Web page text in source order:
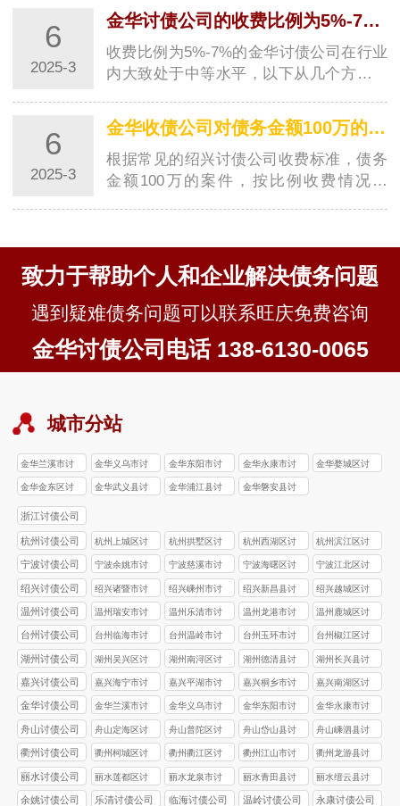
度- **债务关系清晰度**：如果债务关系明
确，有清晰的借条、合同等证据，收账难
度相…
6
2025-3
金华讨债公司的收费比例为5%-7%在行业内属于什么水平？
收费比例为5%-7%的金华讨债公司在行业
内大致处于中等水平，以下从几个方面来
对比- **与低收费比例金华讨债公司对比
**：一般来说，一些金华讨债公司收费比
例可能…
6
2025-3
金华收债公司对债务金额100万的案件按比例收费大概是多少？
根据常见的绍兴讨债公司收费标准，债务
金额100万的案件，按比例收费情况如
较高比例7%收费**：收费金额为\(100万
\times7…
致力于帮助个人和企业解决债务问题
遇到疑难债务问题可以联系旺庆免费咨询
金华讨债公司电话 138-6130-0065
城市分站
金华兰溪市讨
债公司
金华义乌市讨
债公司
金华东阳市讨
债公司
金华永康市讨
债公司
金华婺城区讨
金华金东区讨
债公司
金华武义县讨
金华浦江县讨
金华磐安县讨
浙江讨债公司
杭州讨债公司
杭州上城区讨
债公司
杭州拱墅区讨
债公司
杭州西湖区讨
债公司
杭州滨江区讨
债公司
宁波讨债公司
宁波余姚市讨
债公司
宁波慈溪市讨
债公司
宁波海曙区讨
债公司
宁波江北区讨
债公司
绍兴讨债公司
绍兴诸暨市讨
债公司
绍兴嵊州市讨
债公司
绍兴新昌县讨
债公司
绍兴越城区讨
债公司
温州讨债公司
温州瑞安市讨
债公司
温州乐清市讨
债公司
温州龙港市讨
债公司
温州鹿城区讨
债公司
台州讨债公司
台州‌临海市讨
债公司
台州‌温岭市讨
债公司
台州玉环市讨
债公司
台州椒江区讨
债公司
湖州讨债公司
湖州吴兴区讨
债公司
湖州南浔区讨
债公司
湖州德清县讨
债公司
湖州长兴县讨
债公司
嘉兴讨债公司
嘉兴海宁市讨
债公司
嘉兴平湖市讨
债公司
嘉兴桐乡市讨
债公司
嘉兴南湖区讨
债公司
金华讨债公司
金华兰溪市讨
债公司
金华义乌市讨
债公司
金华东阳市讨
债公司
金华永康市讨
债公司
舟山讨债公司
舟山定海区讨
债公司
舟山普陀区讨
债公司
舟山岱山县讨
债公司
舟山嵊泗县讨
债公司
衢州讨债公司
衢州柯城区讨
债公司
衢州衢江区讨
债公司
衢州江山市讨
债公司
衢州龙游县讨
债公司
丽水讨债公司
丽水莲都区讨
债公司
丽水龙泉市讨
债公司
丽水青田县讨
债公司
丽水缙云县讨
债公司
余姚讨债公司 乐清讨债公司 临海讨债公司 温岭讨债公司 永康讨债公司